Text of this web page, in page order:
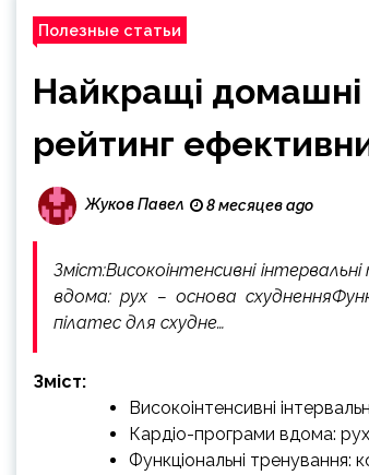
Полезные статьи
Найкращі домашні
рейтинг
Жуков Павел 8 месяцев ago
Зміст:Високоінтенсивні
вдома: рух – основа
пілатес для схудне…
Зміст:
Високоінтенсивні
Кардіо-програми вдома:
Функціональні тренування: